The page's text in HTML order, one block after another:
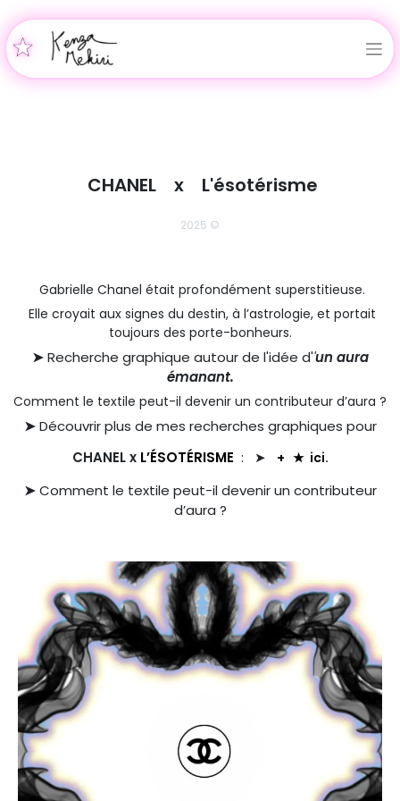
CHANEL‎ ‎ ‎ x‎ ‎ ‎ L'ésotérisme
2025 ©
Gabrielle Chanel était profondément superstitieuse.
Elle croyait aux signes du destin, à l’astrologie, et portait
toujours des porte-bonheurs.
➤Recherche graphique autour de l'idée d''un aura
émanant.
Comment le textile peut-il devenir un contributeur d’aura ?
➤Découvrir plus de mes recherches graphiques pour
CHANEL x L’ÉSOTÉRISME :‎ ‎ ➤ + ‎ ‎ ★‎ ‎ ici.
➤Comment le textile peut-il devenir un contributeur
d’aura ?